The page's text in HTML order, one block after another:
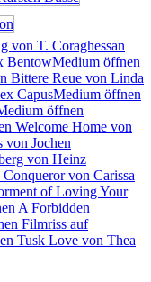
von T. Coraghessan
BentowMedium öffnen
Bittere Reue von Linda
CapusMedium öffnen
öffnen
Welcome Home von
von Jochen
von Heinz
von Carissa
of Loving Your
A Forbidden
Filmriss auf
Tusk Love von Thea